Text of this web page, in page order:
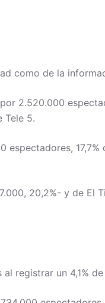
como de la
2.520.000
Tele 5.
espectadores,
20,2%- y de El
registrar un 4,1%